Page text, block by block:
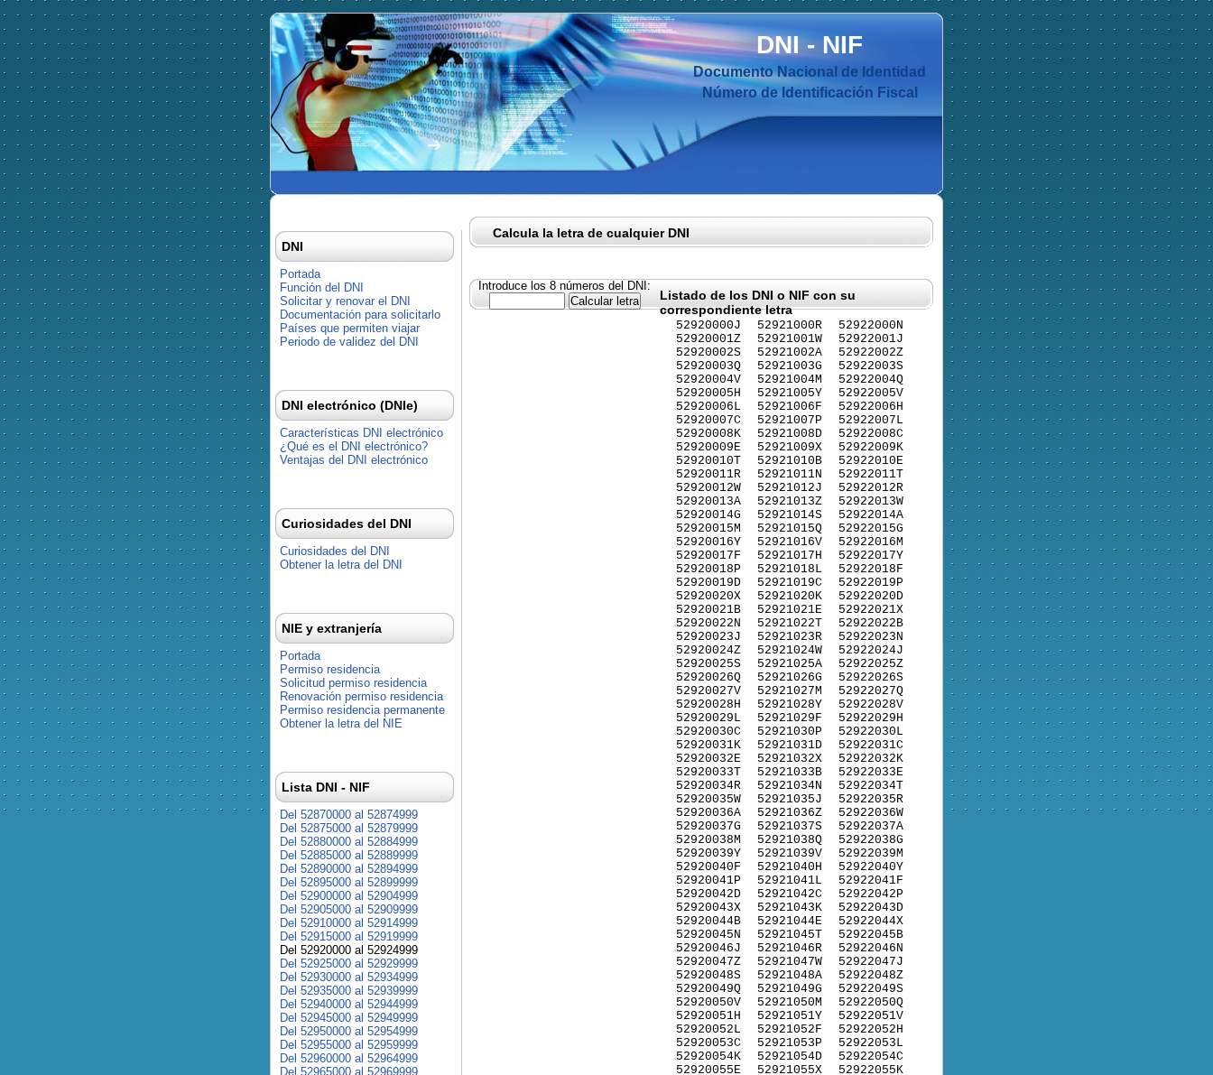
DNI-NIF
Documento Nacional de Identidad
Número de Identificación Fiscal
Calcula la letra de cualquier DNI
Introduce los 8 números del DNI:
Listado de los DNI o NIF con su
correspondiente letra
52920000J
52920001Z
52920002S
52920003Q
52920004V
52920005H
52920006L
52920007C
52920008K
52920009E
52920010T
52920011R
52920012W
52920013A
52920014G
52920015M
52920016Y
52920017F
52920018P
52920019D
52920020X
52920021B
52920022N
52920023J
52920024Z
52920025S
52920026Q
52920027V
52920028H
52920029L
52920030C
52920031K
52920032E
52920033T
52920034R
52920035W
52920036A
52920037G
52920038M
52920039Y
52920040F
52920041P
52920042D
52920043X
52920044B
52920045N
52920046J
52920047Z
52920048S
52920049Q
52920050V
52920051H
52920052L
52920053C
52920054K
52920055E
52921000R
52921001W
52921002A
52921003G
52921004M
52921005Y
52921006F
52921007P
52921008D
52921009X
52921010B
52921011N
52921012J
52921013Z
52921014S
52921015Q
52921016V
52921017H
52921018L
52921019C
52921020K
52921021E
52921022T
52921023R
52921024W
52921025A
52921026G
52921027M
52921028Y
52921029F
52921030P
52921031D
52921032X
52921033B
52921034N
52921035J
52921036Z
52921037S
52921038Q
52921039V
52921040H
52921041L
52921042C
52921043K
52921044E
52921045T
52921046R
52921047W
52921048A
52921049G
52921050M
52921051Y
52921052F
52921053P
52921054D
52921055X
52922000N
52922001J
52922002Z
52922003S
52922004Q
52922005V
52922006H
52922007L
52922008C
52922009K
52922010E
52922011T
52922012R
52922013W
52922014A
52922015G
52922016M
52922017Y
52922018F
52922019P
52922020D
52922021X
52922022B
52922023N
52922024J
52922025Z
52922026S
52922027Q
52922028V
52922029H
52922030L
52922031C
52922032K
52922033E
52922034T
52922035R
52922036W
52922037A
52922038G
52922039M
52922040Y
52922041F
52922042P
52922043D
52922044X
52922045B
52922046N
52922047J
52922048Z
52922049S
52922050Q
52922051V
52922052H
52922053L
52922054C
52922055K
DNI
Portada
Función del DNI
Solicitar y renovar el DNI
Documentación para solicitarlo
Países que permiten viajar
Periodo de validez del DNI
DNI electrónico (DNIe)
Características DNI electrónico
¿Qué es el DNI electrónico?
Ventajas del DNI electrónico
Curiosidades del DNI
Curiosidades del DNI
Obtener la letra del DNI
NIE y extranjería
Portada
Permiso residencia
Solicitud permiso residencia
Renovación permiso residencia
Permiso residencia permanente
Obtener la letra del NIE
Lista DNI - NIF
Del 52870000 al 52874999
Del 52875000 al 52879999
Del 52880000 al 52884999
Del 52885000 al 52889999
Del 52890000 al 52894999
Del 52895000 al 52899999
Del 52900000 al 52904999
Del 52905000 al 52909999
Del 52910000 al 52914999
Del 52915000 al 52919999
Del 52920000 al 52924999
Del 52925000 al 52929999
Del 52930000 al 52934999
Del 52935000 al 52939999
Del 52940000 al 52944999
Del 52945000 al 52949999
Del 52950000 al 52954999
Del 52955000 al 52959999
Del 52960000 al 52964999
Del 52965000 al 52969999